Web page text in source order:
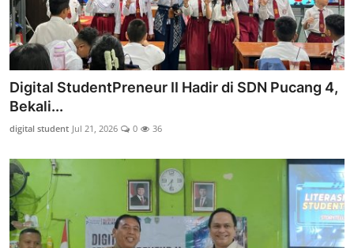
Video SD
Galeri Dispendikbud Sidoarjo
Gallery
Lainnya
Digital StudentPreneur II Hadir di SDN Pucang 4,
Bekali...
digital student Jul 21, 2026 0 36